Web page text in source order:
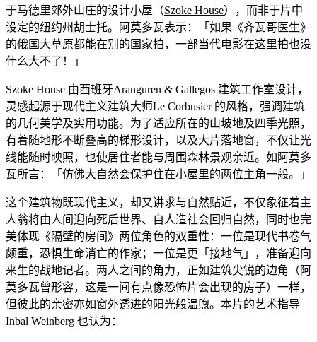
于马德里郊外山庄的设计小屋（Szoke House），而非于片中
设定的纽约州胡士托。阿莫多瓦表示：「如果《齐瓦哥医生》
的俄国大草原都能在别的国家拍，一部当代电影在这里拍也没
什么大不了！」
Szoke House 由西班牙Aranguren & Gallegos 建筑工作室设计，
灵感起源于现代主义建筑大师Le Corbusier 的风格，强调建筑
的几何美学及实用功能。为了适应所在的山坡地及四季光照，
有着随地形不断叠高的梯形设计，以及大片落地窗，不仅让光
线能随时映照，也使居住者能与周围森林景观亲近。如阿莫多
瓦所言：「仿佛大自然会保护住在小屋里的两位主角一般。」
这个建筑物既现代主义，却又讲求与自然贴近，不仅象征着主
人翁将由人间迎向死后世界、自人造社会回归自然，同时也完
美体现《隔壁的房间》两位角色的双重性：一位是现代书卷气
颇重，恐惧生命消亡的作家；一位是更「接地气」，准备迎向
来生的战地记者。两人之间的角力，正如建筑尖锐的边角（阿
莫多瓦曾形容，这是一间有点像恐怖片会出现的房子）一样，
但彼此的亲密亦如窗外透进的阳光般温煦。本片的艺术指导
Inbal Weinberg 也认为：